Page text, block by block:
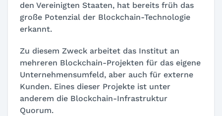
den Vereinigten Staaten, hat bereits früh das
große Potenzial der Blockchain-Technologie
erkannt.
Zu diesem Zweck arbeitet das Institut an
mehreren Blockchain-Projekten für das eigene
Unternehmensumfeld, aber auch für externe
Kunden. Eines dieser Projekte ist unter
anderem die Blockchain-Infrastruktur
Quorum.